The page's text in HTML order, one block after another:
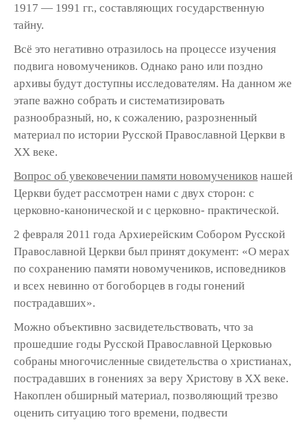
1917 — 1991 гг., составляющих государственную
тайну.
Всё это негативно отразилось на процессе изучения
подвига новомучеников. Однако рано или поздно
архивы будут доступны исследователям. На данном же
этапе важно собрать и систематизировать
разнообразный, но, к сожалению, разрозненный
материал по истории Русской Православной Церкви в
ХХ веке.
Вопрос об увековечении памяти новомучеников нашей
Церкви будет рассмотрен нами с двух сторон: с
церковно-канонической и с церковно- практической.
2 февраля 2011 года Архиерейским Собором Русской
Православной Церкви был принят документ: «О мерах
по сохранению памяти новомучеников, исповедников
и всех невинно от богоборцев в годы гонений
пострадавших».
Можно объективно засвидетельствовать, что за
прошедшие годы Русской Православной Церковью
собраны многочисленные свидетельства о христианах,
пострадавших в гонениях за веру Христову в XX веке.
Накоплен обширный материал, позволяющий трезво
оценить ситуацию того времени, подвести